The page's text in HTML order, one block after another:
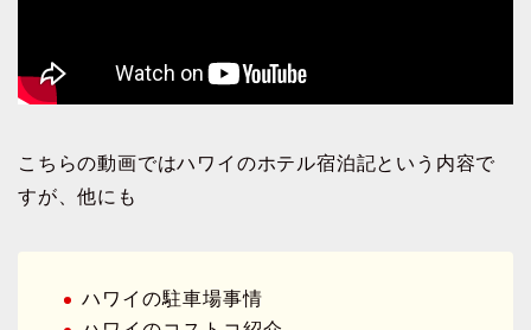
こちらの動画ではハワイのホテル宿泊記という内容で
すが、他にも
ハワイの駐車場事情